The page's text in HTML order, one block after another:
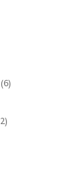
6izdelkov
izdelkov